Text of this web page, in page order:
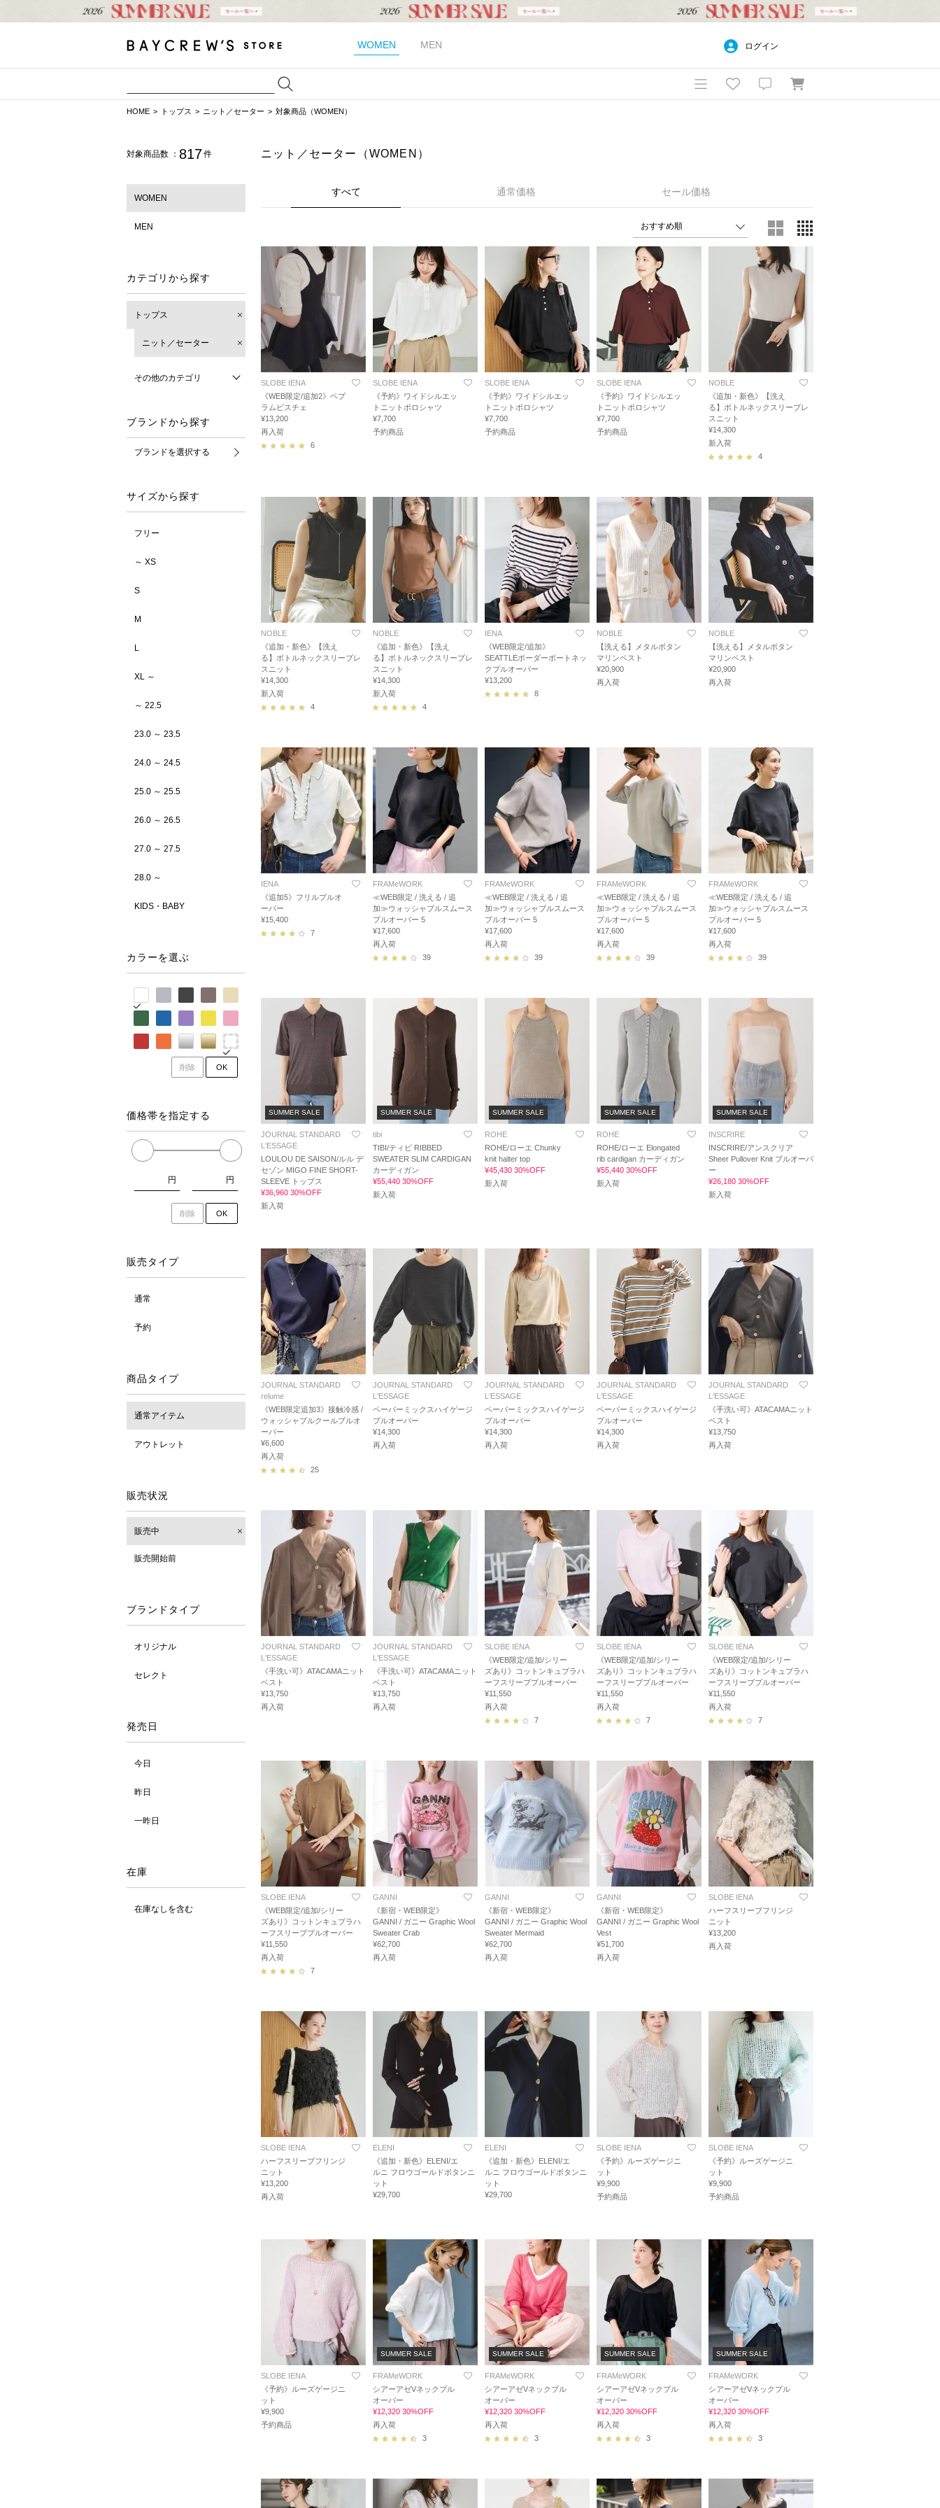
WOMEN MEN ログイン
HOME トップス ニット／セーター 対象商品（WOMEN）
対象商品数 ： 817件
WOMEN
MEN
カテゴリから探す
トップス
ニット／セーター
その他のカテゴリ
ブランドから探す
ブランドを選択する
サイズから探す
フリー
～ XS
S
M
L
XL ～
～ 22.5
23.0 ～ 23.5
24.0 ～ 24.5
25.0 ～ 25.5
26.0 ～ 26.5
27.0 ～ 27.5
28.0 ～
KIDS・BABY
カラーを選ぶ
削除 OK
価格帯を指定する
円 円
削除 OK
販売タイプ
通常
予約
商品タイプ
通常アイテム
アウトレット
販売状況
販売中
販売開始前
ブランドタイプ
オリジナル
セレクト
発売日
今日
昨日
一昨日
在庫
在庫なしを含む
ニット／セーター（WOMEN）
すべて 通常価格 セール価格
SLOBE IENA
《WEB限定/追加2》ペプ
ラムビスチェ
¥13,200
再入荷
6
SLOBE IENA
《予約》ワイドシルエッ
トニットポロシャツ
¥7,700
予約商品
SLOBE IENA
《予約》ワイドシルエッ
トニットポロシャツ
¥7,700
予約商品
SLOBE IENA
《予約》ワイドシルエッ
トニットポロシャツ
¥7,700
予約商品
NOBLE
《追加・新色》【洗え
る】ボトルネックスリーブレ
スニット
¥14,300
新入荷
4
NOBLE
《追加・新色》【洗え
る】ボトルネックスリーブレ
スニット
¥14,300
新入荷
4
NOBLE
《追加・新色》【洗え
る】ボトルネックスリーブレ
スニット
¥14,300
新入荷
4
IENA
《WEB限定/追加》
SEATTLEボーダーボートネッ
クプルオーバー
¥13,200
8
NOBLE
【洗える】メタルボタン
マリンベスト
¥20,900
再入荷
NOBLE
【洗える】メタルボタン
マリンベスト
¥20,900
再入荷
IENA
《追加5》フリルプルオ
ーバー
¥15,400
7
FRAMeWORK
≪WEB限定 / 洗える / 追
加≫ウォッシャブルスムース
プルオーバー 5
¥17,600
再入荷
39
FRAMeWORK
≪WEB限定 / 洗える / 追
加≫ウォッシャブルスムース
プルオーバー 5
¥17,600
再入荷
39
FRAMeWORK
≪WEB限定 / 洗える / 追
加≫ウォッシャブルスムース
プルオーバー 5
¥17,600
再入荷
39
FRAMeWORK
≪WEB限定 / 洗える / 追
加≫ウォッシャブルスムース
プルオーバー 5
¥17,600
再入荷
39
SUMMER SALE
JOURNAL STANDARD
L'ESSAGE
LOULOU DE SAISON/ルル デ
セゾン MIGO FINE SHORT-
SLEEVE トップス
¥36,960 30%OFF
新入荷
SUMMER SALE
tibi
TIBI/ティビ RIBBED
SWEATER SLIM CARDIGAN
カーディガン
¥55,440 30%OFF
新入荷
SUMMER SALE
ROHE
ROHE/ローエ Chunky
knit halter top
¥45,430 30%OFF
新入荷
SUMMER SALE
ROHE
ROHE/ローエ Elongated
rib cardigan カーディガン
¥55,440 30%OFF
新入荷
SUMMER SALE
INSCRIRE
INSCRIRE/アンスクリア
Sheer Pullover Knit プルオーバ
ー
¥26,180 30%OFF
新入荷
JOURNAL STANDARD
relume
《WEB限定追加3》接触冷感 /
ウォッシャブルクールプルオ
ーバー
¥6,600
再入荷
25
JOURNAL STANDARD
L'ESSAGE
ペーパーミックスハイゲージ
プルオーバー
¥14,300
再入荷
JOURNAL STANDARD
L'ESSAGE
ペーパーミックスハイゲージ
プルオーバー
¥14,300
再入荷
JOURNAL STANDARD
L'ESSAGE
ペーパーミックスハイゲージ
プルオーバー
¥14,300
再入荷
JOURNAL STANDARD
L'ESSAGE
《手洗い可》ATACAMAニット
ベスト
¥13,750
再入荷
JOURNAL STANDARD
L'ESSAGE
《手洗い可》ATACAMAニット
ベスト
¥13,750
再入荷
JOURNAL STANDARD
L'ESSAGE
《手洗い可》ATACAMAニット
ベスト
¥13,750
再入荷
SLOBE IENA
《WEB限定/追加/シリー
ズあり》コットンキュプラハ
ーフスリーブプルオーバー
¥11,550
再入荷
7
SLOBE IENA
《WEB限定/追加/シリー
ズあり》コットンキュプラハ
ーフスリーブプルオーバー
¥11,550
再入荷
7
SLOBE IENA
《WEB限定/追加/シリー
ズあり》コットンキュプラハ
ーフスリーブプルオーバー
¥11,550
再入荷
7
SLOBE IENA
《WEB限定/追加/シリー
ズあり》コットンキュプラハ
ーフスリーブプルオーバー
¥11,550
再入荷
7
GANNI
《新宿・WEB限定》
GANNI / ガニー Graphic Wool
Sweater Crab
¥62,700
再入荷
GANNI
《新宿・WEB限定》
GANNI / ガニー Graphic Wool
Sweater Mermaid
¥62,700
再入荷
GANNI
《新宿・WEB限定》
GANNI / ガニー Graphic Wool
Vest
¥51,700
再入荷
SLOBE IENA
ハーフスリーブフリンジ
ニット
¥13,200
再入荷
SLOBE IENA
ハーフスリーブフリンジ
ニット
¥13,200
再入荷
ELENI
《追加・新色》ELENI/エ
ルニ フロウゴールドボタンニ
ット
¥29,700
ELENI
《追加・新色》ELENI/エ
ルニ フロウゴールドボタンニ
ット
¥29,700
SLOBE IENA
《予約》ルーズゲージニ
ット
¥9,900
予約商品
SLOBE IENA
《予約》ルーズゲージニ
ット
¥9,900
予約商品
SLOBE IENA
《予約》ルーズゲージニ
ット
¥9,900
予約商品
SUMMER SALE
FRAMeWORK
シアーアゼVネックプル
オーバー
¥12,320 30%OFF
再入荷
3
SUMMER SALE
FRAMeWORK
シアーアゼVネックプル
オーバー
¥12,320 30%OFF
再入荷
3
SUMMER SALE
FRAMeWORK
シアーアゼVネックプル
オーバー
¥12,320 30%OFF
再入荷
3
SUMMER SALE
FRAMeWORK
シアーアゼVネックプル
オーバー
¥12,320 30%OFF
再入荷
3